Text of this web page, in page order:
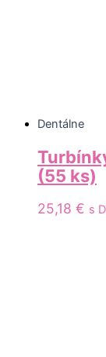
Dentálne
(55 ks)
25,18 € s